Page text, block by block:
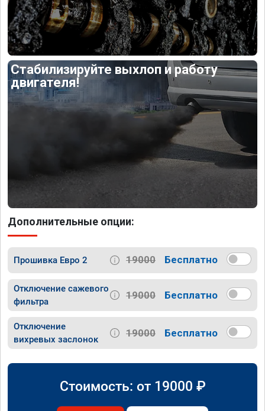
Стабилизируйте выхлоп и работу
двигателя!
Дополнительные опции:
Прошивка Евро 2 19000 Бесплатно
Отключение сажевого
фильтра
19000 Бесплатно
Отключение
вихревых заслонок
19000 Бесплатно
Стоимость: от 19000 ₽